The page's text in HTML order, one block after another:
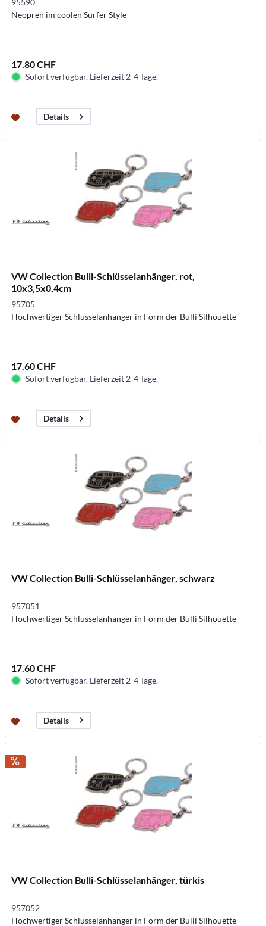
95590
Neopren im coolen Surfer Style
17.80 CHF
Sofort verfügbar. Lieferzeit 2-4 Tage.
Details
VW Collection Bulli-Schlüsselanhänger, rot,
10x3,5x0,4cm
95705
Hochwertiger Schlüsselanhänger in Form der Bulli Silhouette
17.60 CHF
Sofort verfügbar. Lieferzeit 2-4 Tage.
Details
VW Collection Bulli-Schlüsselanhänger, schwarz
957051
Hochwertiger Schlüsselanhänger in Form der Bulli Silhouette
17.60 CHF
Sofort verfügbar. Lieferzeit 2-4 Tage.
Details
VW Collection Bulli-Schlüsselanhänger, türkis
957052
Hochwertiger Schlüsselanhänger in Form der Bulli Silhouette